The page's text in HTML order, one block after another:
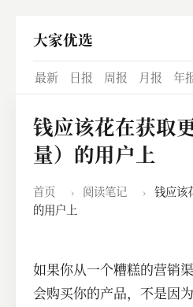
大家优选
最新 日报 周报 月报 年
钱应该花在获取
量）的用户上
首页 › 阅读笔记 ›
钱应该
的用户上
如果你从一个糟糕的营销
会购买你的产品，不是因